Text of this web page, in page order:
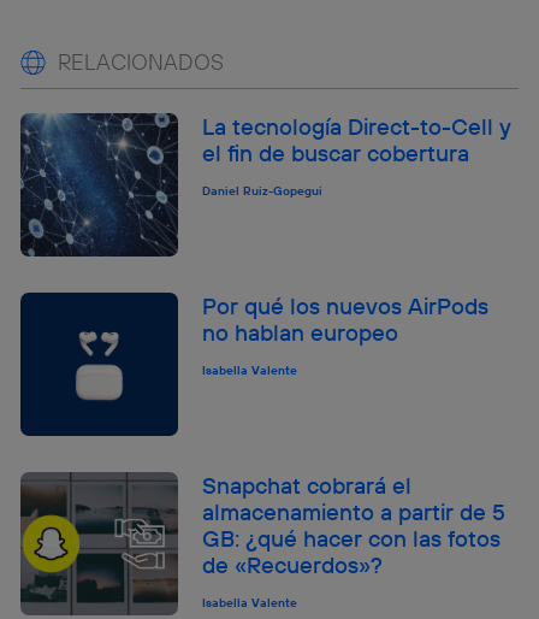
RELACIONADOS
La tecnología Direct-to-Cell y
el fin de buscar cobertura
Daniel Ruiz-Gopegui
Por qué los nuevos AirPods
no hablan europeo
Isabella Valente
Snapchat cobrará el
almacenamiento a partir de 5
GB: ¿qué hacer con las fotos
de «Recuerdos»?
Isabella Valente